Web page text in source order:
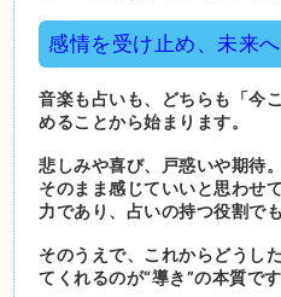
感情を受け止め、未来
音楽も占いも、どちらも「今
めることから始まります。
悲しみや喜び、戸惑いや期待
そのまま感じていいと思わせ
力であり、占いの持つ役割で
そのうえで、これからどうし
てくれるのが“導き”の本質です